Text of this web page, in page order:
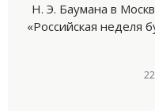
Н. Э. Баумана в
«Российская неделя